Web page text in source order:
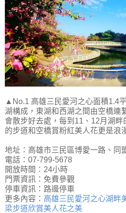
▲No.1 高雄三民愛河之心面積1.4
湖構成，東湖和西湖之間由空橋連
會散步好去處，每到11、12月湖
的步道和空橋賞粉紅美人花更是浪
地址：高雄市三民區博愛一路、同
電話：07-799-5678
開放時間：24小時
門票資訊：免費參觀
停車資訊：路邊停車
更多內容： 高雄三民愛河之心湖畔
梁步道欣賞美人花之美